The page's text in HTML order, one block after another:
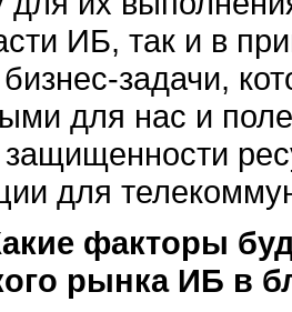
ИБ, так и в
задачи,
для нас и
для
факторы
рынка ИБ в